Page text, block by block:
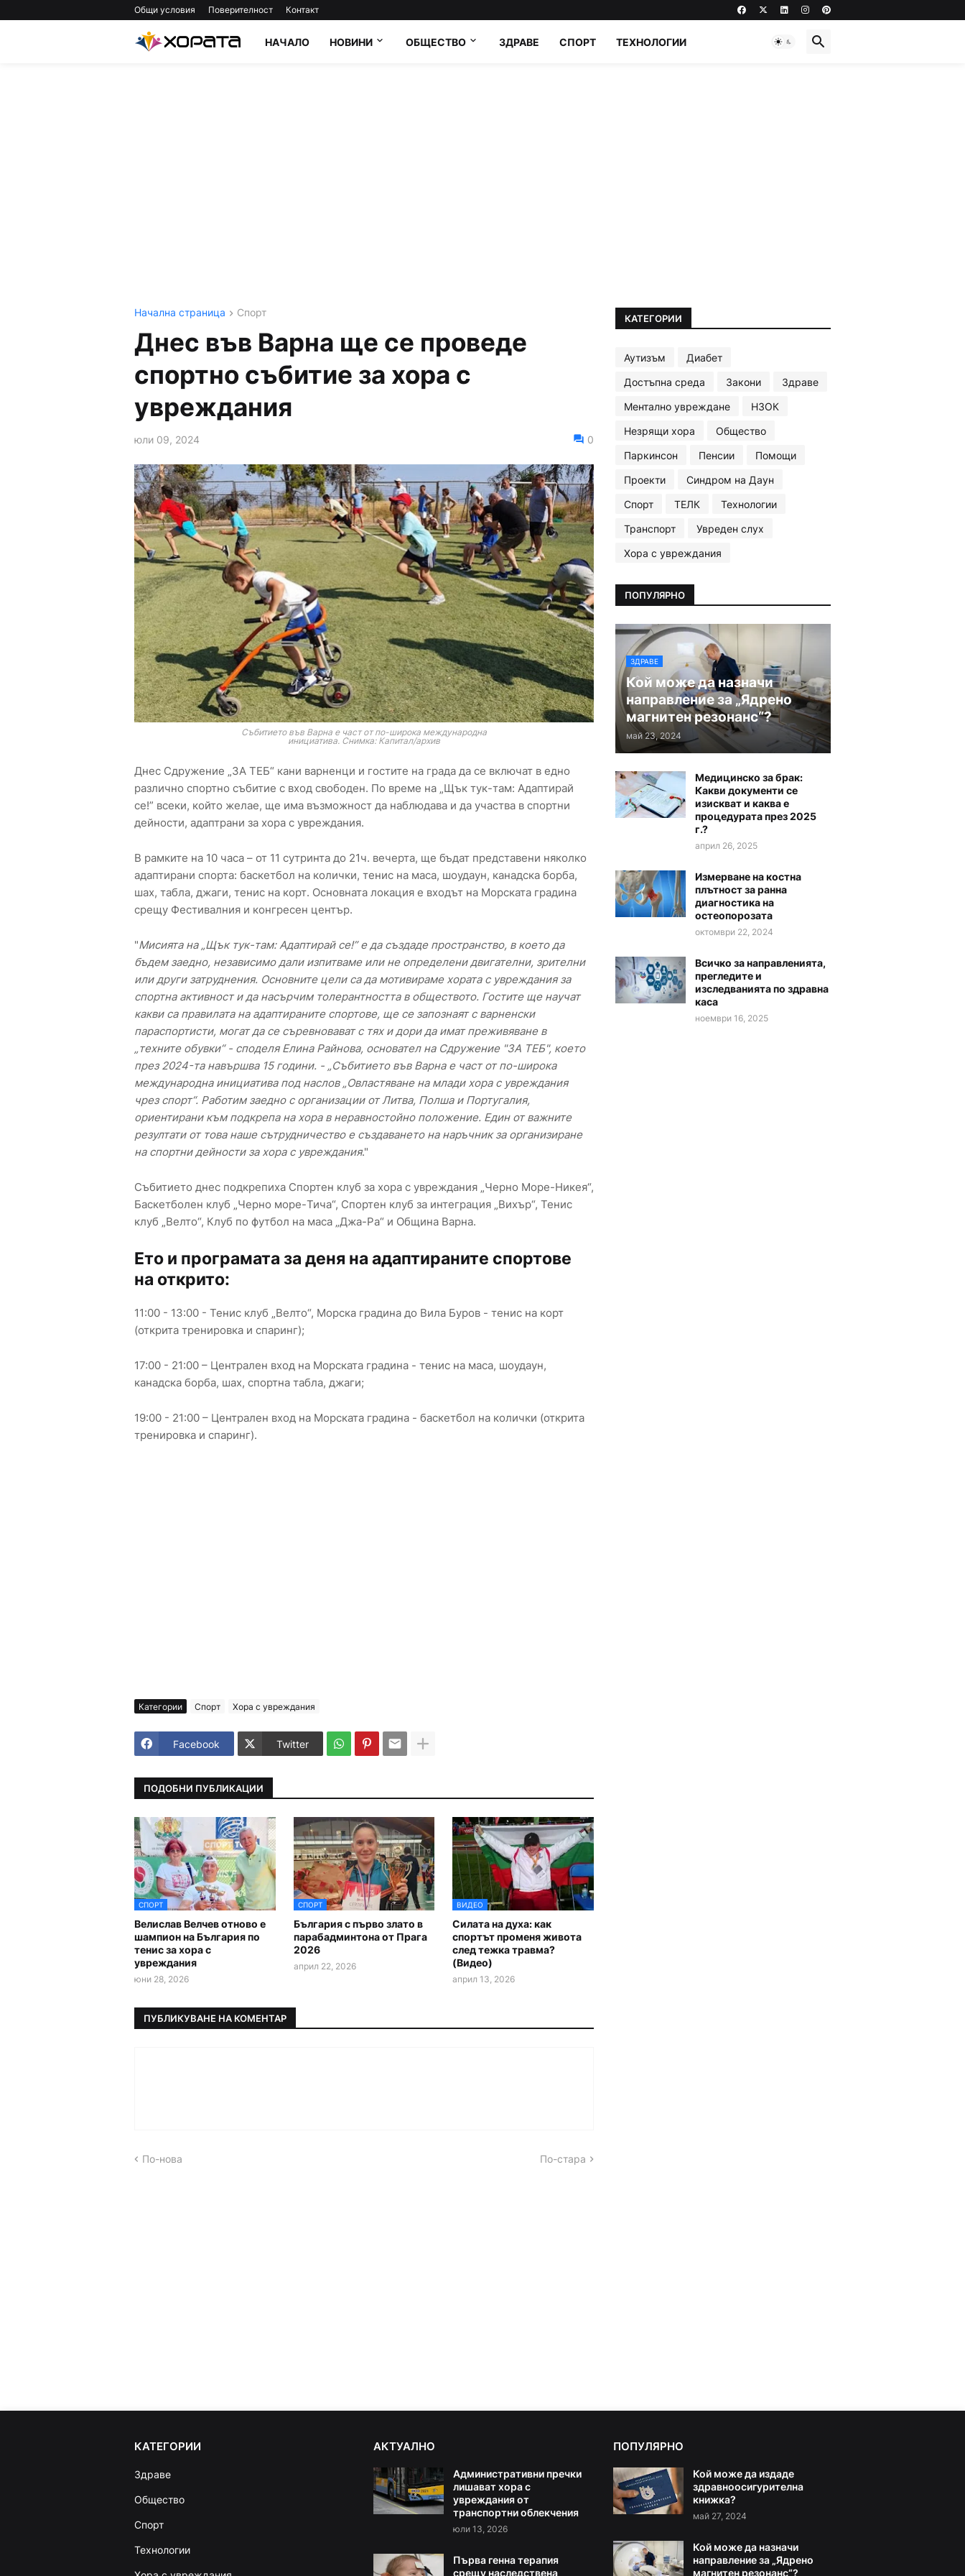
Общи условия Поверителност Контакт
НАЧАЛО НОВИНИ ОБЩЕСТВО ЗДРАВЕ СПОРТ ТЕХНОЛОГИИ
Начална страница Спорт
Днес във Варна ще се проведе
спортно събитие за хора с
увреждания
юли 09, 2024 0
Събитието във Варна е част от по-широка международна
инициатива. Снимка: Капитал/архив
Днес Сдружение „ЗА ТЕБ“ кани варненци и гостите на града да се включат в едно
различно спортно събитие с вход свободен. По време на „Щък тук-там: Адаптирай
се!” всеки, който желае, ще има възможност да наблюдава и да участва в спортни
дейности, адаптрани за хора с увреждания.
В рамките на 10 часа – от 11 сутринта до 21ч. вечерта, ще бъдат представени няколко
адаптирани спорта: баскетбол на колички, тенис на маса, шоудаун, канадска борба,
шах, табла, джаги, тенис на корт. Основната локация е входът на Морската градина
срещу Фестивалния и конгресен център.
"Мисията на „Щък тук-там: Адаптирай се!” е да създаде пространство, в което да
бъдем заедно, независимо дали изпитваме или не определени двигателни, зрителни
или други затруднения. Основните цели са да мотивираме хората с увреждания за
спортна активност и да насърчим толерантността в обществото. Гостите ще научат
какви са правилата на адаптираните спортове, ще се запознаят с варненски
параспортисти, могат да се съревновават с тях и дори да имат преживяване в
„техните обувки“ - споделя Елина Райнова, основател на Сдружение "ЗА ТЕБ", което
през 2024-та навършва 15 години. - „Събитието във Варна е част от по-широка
международна инициатива под наслов „Овластяване на млади хора с увреждания
чрез спорт“. Работим заедно с организации от Литва, Полша и Португалия,
ориентирани към подкрепа на хора в неравностойно положение. Eдин от важните
резултати от това наше сътрудничество е създаването на наръчник за организиране
на спортни дейности за хора с увреждания."
Събитието днес подкрепиха Спортен клуб за хора с увреждания „Черно Море-Никея“,
Баскетболен клуб „Черно море-Тича“, Спортен клуб за интеграция „Вихър“, Тенис
клуб „Велто“, Клуб по футбол на маса „Джа-Ра“ и Община Варна.
Ето и програмата за деня на адаптираните спортове
на открито:
11:00 - 13:00 - Тенис клуб „Велто“, Морска градина до Вила Буров - тенис на корт
(открита тренировка и спаринг);
17:00 - 21:00 – Централен вход на Морската градина - тенис на маса, шоудаун,
канадска борба, шах, спортна табла, джаги;
19:00 - 21:00 – Централен вход на Морската градина - баскетбол на колички (открита
тренировка и спаринг).
Категории Спорт Хора с увреждания
Facebook Twitter
ПОДОБНИ ПУБЛИКАЦИИ
СПОРТ
Велислав Велчев отново е
шампион на България по
тенис за хора с
увреждания
юни 28, 2026
СПОРТ
България с първо злато в
парабадминтона от Прага
2026
април 22, 2026
ВИДЕО
Силата на духа: как
спортът променя живота
след тежка травма?
(Видео)
април 13, 2026
ПУБЛИКУВАНЕ НА КОМЕНТАР
По-нова По-стара
КАТЕГОРИИ
Аутизъм
Диабет
Достъпна среда
Закони
Здраве
Ментално увреждане
НЗОК
Незрящи хора
Общество
Паркинсон
Пенсии
Помощи
Проекти
Синдром на Даун
Спорт
ТЕЛК
Технологии
Транспорт
Увреден слух
Хора с увреждания
ПОПУЛЯРНО
ЗДРАВЕ
Кой може да назначи
направление за „Ядрено
магнитен резонанс“?
май 23, 2024
Медицинско за брак:
Какви документи се
изискват и каква е
процедурата през 2025
г.?
април 26, 2025
Измерване на костна
плътност за ранна
диагностика на
остеопорозата
октомври 22, 2024
Всичко за направленията,
прегледите и
изследванията по здравна
каса
ноември 16, 2025
КАТЕГОРИИ
Здраве
Общество
Спорт
Технологии
АКТУАЛНО
Административни пречки
лишават хора с
увреждания от
транспортни облекчения
юли 13, 2026
Първа генна терапия
срещу наследствена
ПОПУЛЯРНО
Кой може да издаде
здравноосигурителна
книжка?
май 27, 2024
Кой може да назначи
направление за „Ядрено
магнитен резонанс“?